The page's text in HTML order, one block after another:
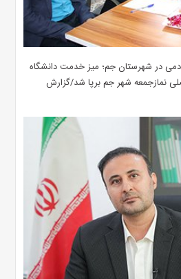
در شهرستان جم؛ میز خدمت دانشگاه
نمازجمعه شهر جم برپا شد/گزارش